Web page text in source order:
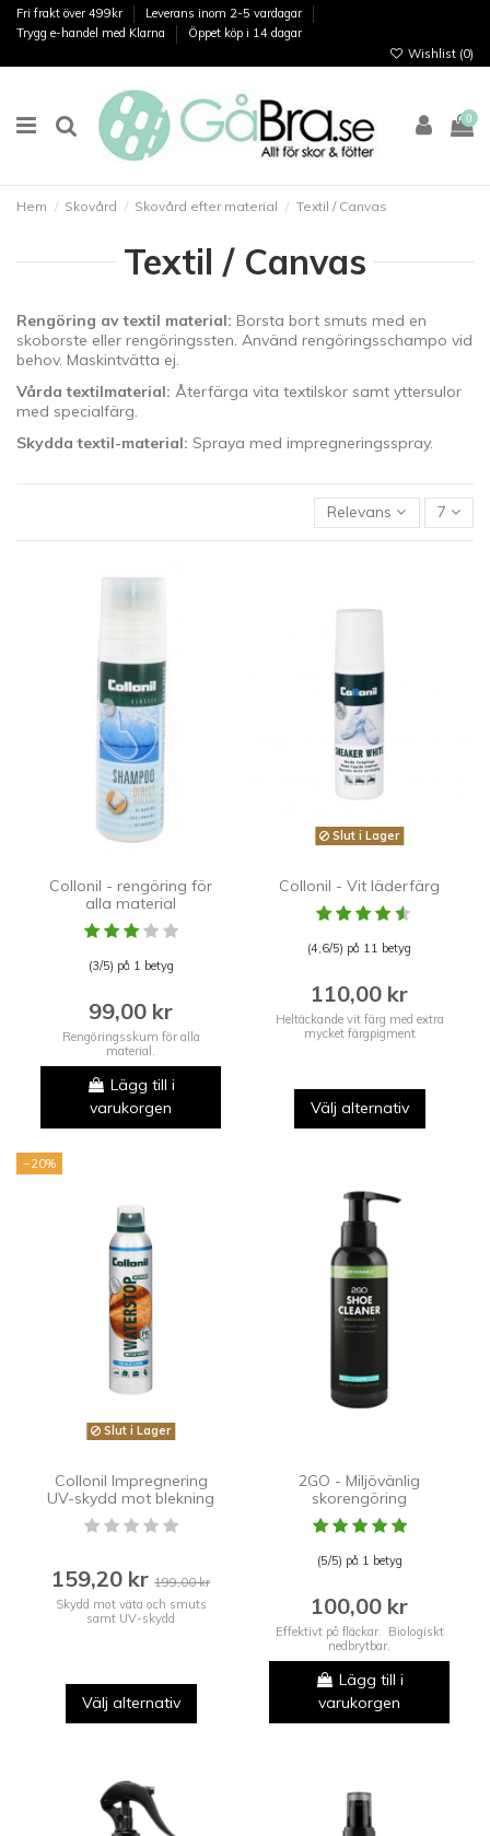
Fri frakt över 499kr
Leverans inom 2-5 vardagar
Trygg e-handel med Klarna
Öppet köp i 14 dagar
Wishlist (0)
0
Hem Skovård Skovård efter material Textil / Canvas
Textil / Canvas
Rengöring av textil material: Borsta bort smuts med en
skoborste eller rengöringssten. Använd rengöringsschampo vid
behov. Maskintvätta ej.
Vårda textilmaterial: Återfärga vita textilskor samt yttersulor
med specialfärg.
Skydda textil-material: Spraya med impregneringsspray.
Relevans 7
Collonil - rengöring för
alla material
(3/5) på 1 betyg
99,00 kr
Rengöringsskum för alla
material.
Lägg till i
varukorgen
Slut i Lager
Collonil - Vit läderfärg
(4,6/5) på 11 betyg
110,00 kr
Heltäckande vit färg med extra
mycket färgpigment
Välj alternativ
−20%
Slut i Lager
Collonil Impregnering
UV-skydd mot blekning
159,20 kr 199,00 kr
Skydd mot väta och smuts
samt UV-skydd
Välj alternativ
2GO - Miljövänlig
skorengöring
(5/5) på 1 betyg
100,00 kr
Effektivt på fläckar. Biologiskt
nedbrytbar.
Lägg till i
varukorgen